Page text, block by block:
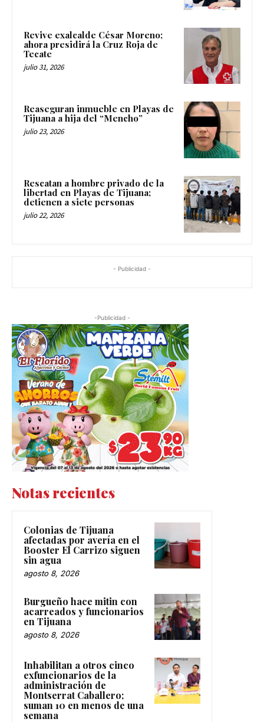
Revive exalcalde César Moreno;
ahora presidirá la Cruz Roja de
Tecate
julio 31, 2026
Reaseguran inmueble en Playas de
Tijuana a hija del “Mencho”
julio 23, 2026
Rescatan a hombre privado de la
libertad en Playas de Tijuana;
detienen a siete personas
julio 22, 2026
- Publicidad -
-Publicidad -
Notas recientes
Colonias de Tijuana
afectadas por avería en el
Booster El Carrizo siguen
sin agua
agosto 8, 2026
Burgueño hace mitin con
acarreados y funcionarios
en Tijuana
agosto 8, 2026
Inhabilitan a otros cinco
exfuncionarios de la
administración de
Montserrat Caballero;
suman 10 en menos de una
semana